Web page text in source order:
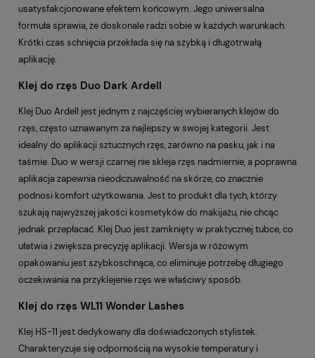
usatysfakcjonowane efektem końcowym. Jego uniwersalna
formuła sprawia, że doskonale radzi sobie w każdych warunkach.
Krótki czas schnięcia przekłada się na szybką i długotrwałą
aplikację.
Klej do rzęs Duo Dark Ardell
Klej Duo Ardell jest jednym z najczęściej wybieranych klejów do
rzęs, często uznawanym za najlepszy w swojej kategorii. Jest
idealny do aplikacji sztucznych rzęs, zarówno na pasku, jak i na
taśmie. Duo w wersji czarnej nie skleja rzęs nadmiernie, a poprawna
aplikacja zapewnia nieodczuwalność na skórze, co znacznie
podnosi komfort użytkowania. Jest to produkt dla tych, którzy
szukają najwyższej jakości kosmetyków do makijażu, nie chcąc
jednak przepłacać. Klej Duo jest zamknięty w praktycznej tubce, co
ułatwia i zwiększa precyzję aplikacji. Wersja w różowym
opakowaniu jest szybkoschnąca, co eliminuje potrzebę długiego
oczekiwania na przyklejenie rzęs we właściwy sposób.
Klej do rzęs WL11 Wonder Lashes
Klej HS-11 jest dedykowany dla doświadczonych stylistek.
Charakteryzuje się odpornością na wysokie temperatury i